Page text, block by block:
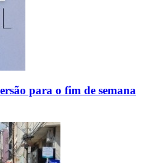
para o fim de semana